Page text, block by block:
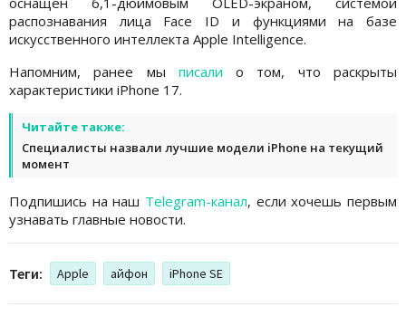
распознавания лица Face ID и функциями на базе
искусственного интеллекта Apple Intelligence.
Напомним, ранее мы писали о том, что раскрыты
характеристики iPhone 17.
Читайте также:
Специалисты назвали лучшие модели iPhone на текущий
момент
Подпишись на наш Telegram-канал, если хочешь первым
узнавать главные новости.
Теги: Apple айфон iPhone SE